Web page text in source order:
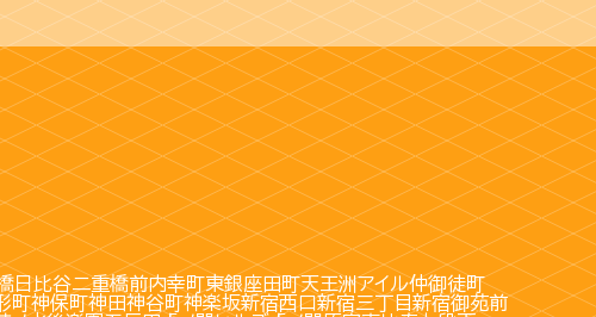
日比谷二重橋前内幸町東銀座田町天王洲アイル仲御徒町
町神保町神田神谷町神楽坂新宿西口新宿三丁目新宿御苑前